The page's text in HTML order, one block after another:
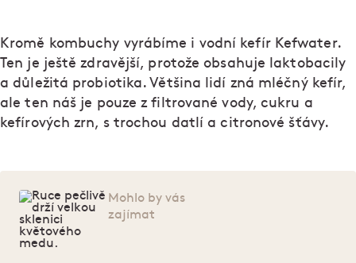
Kromě kombuchy vyrábíme i vodní kefír Kefwater.
Ten je ještě zdravější, protože obsahuje laktobacily
a důležitá probiotika. Většina lidí zná mléčný kefír,
ale ten náš je pouze z filtrované vody, cukru a
kefírových zrn, s trochou datlí a citronové šťávy.
Mohlo by vás
zajímat